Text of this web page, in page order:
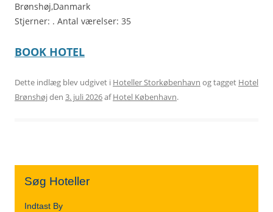
Brønshøj,Danmark
Stjerner: . Antal værelser: 35
BOOK HOTEL
Dette indlæg blev udgivet i Hoteller Storkøbenhavn og tagget Hotel
Brønshøjden 3. juli 2026afHotel København.
Søg Hoteller
Indtast By